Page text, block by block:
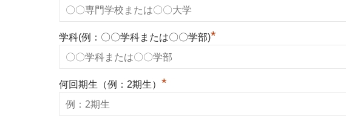
学科(例：〇〇学科または〇〇学部)*
何回期生（例：2期生） *